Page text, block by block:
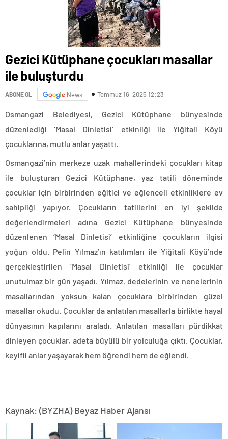
Gezici Kütüphane çocukları masallar
ile buluşturdu
ABONE OL News Temmuz 16, 2025 12:23
Osmangazi Belediyesi, Gezici Kütüphane bünyesinde
düzenlediği ‘Masal Dinletisi’ etkinliği ile Yiğitali Köyü
çocuklarına, mutlu anlar yaşattı.
Osmangazi’nin merkeze uzak mahallerindeki çocukları kitap
ile buluşturan Gezici Kütüphane, yaz tatili döneminde
çocuklar için birbirinden eğitici ve eğlenceli etkinliklere ev
sahipliği yapıyor. Çocukların tatillerini en iyi şekilde
değerlendirmeleri adına Gezici Kütüphane bünyesinde
düzenlenen ‘Masal Dinletisi’ etkinliğine çocukların ilgisi
yoğun oldu. Pelin Yılmaz’ın katılımları ile Yiğitali Köyü’nde
gerçekleştirilen ‘Masal Dinletisi’ etkinliği ile çocuklar
unutulmaz bir gün yaşadı. Yılmaz, dedelerinin ve nenelerinin
masallarından yoksun kalan çocuklara birbirinden güzel
masallar okudu. Çocuklar da anlatılan masallarla birlikte hayal
dünyasının kapılarını araladı. Anlatılan masalları pürdikkat
dinleyen çocuklar, adeta büyülü bir yolculuğa çıktı. Çocuklar,
keyifli anlar yaşayarak hem öğrendi hem de eğlendi.
Kaynak: (BYZHA) Beyaz Haber Ajansı